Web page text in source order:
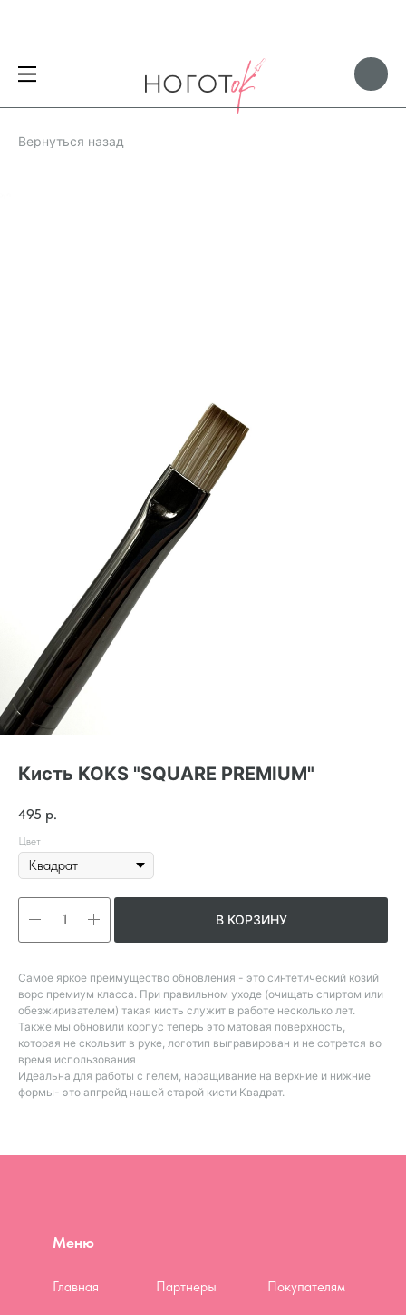
Вернуться назад
Кисть KOKS "SQUARE PREMIUM"
495 р.
Цвет
В КОРЗИНУ
Самое яркое преимущество обновления - это синтетический козий
ворс премиум класса. При правильном уходе (очищать спиртом или
обезжиривателем) такая кисть служит в работе несколько лет.
Также мы обновили корпус теперь это матовая поверхность,
которая не скользит в руке, логотип выгравирован и не сотрется во
время использования
Идеальна для работы с гелем, наращивание на верхние и нижние
формы- это апгрейд нашей старой кисти Квадрат.
Меню
Главная Партнеры Покупателям